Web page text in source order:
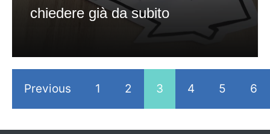
chiedere già da subito
Previous 1 2 3 4 5 6